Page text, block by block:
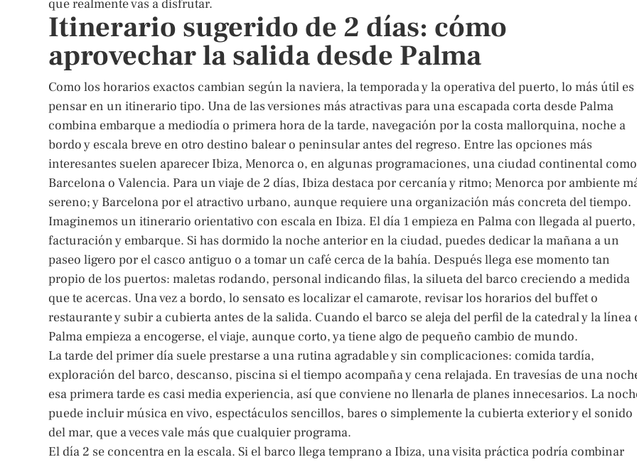
que realmente vas a disfrutar.
Itinerario sugerido de 2 días: cómo
aprovechar la salida desde Palma
Como los horarios exactos cambian según la naviera, la temporada y la operativa del puerto, lo más útil es
pensar en un itinerario tipo. Una de las versiones más atractivas para una escapada corta desde Palma
combina embarque a mediodía o primera hora de la tarde, navegación por la costa mallorquina, noche a
bordo y escala breve en otro destino balear o peninsular antes del regreso. Entre las opciones más
interesantes suelen aparecer Ibiza, Menorca o, en algunas programaciones, una ciudad continental como
Barcelona o Valencia. Para un viaje de 2 días, Ibiza destaca por cercanía y ritmo; Menorca por ambiente
sereno; y Barcelona por el atractivo urbano, aunque requiere una organización más concreta del tiempo.
Imaginemos un itinerario orientativo con escala en Ibiza. El día 1 empieza en Palma con llegada al puerto,
facturación y embarque. Si has dormido la noche anterior en la ciudad, puedes dedicar la mañana a un
paseo ligero por el casco antiguo o a tomar un café cerca de la bahía. Después llega ese momento tan
propio de los puertos: maletas rodando, personal indicando filas, la silueta del barco creciendo a medida
que te acercas. Una vez a bordo, lo sensato es localizar el camarote, revisar los horarios del buffet o
restaurante y subir a cubierta antes de la salida. Cuando el barco se aleja del perfil de la catedral y la línea
Palma empieza a encogerse, el viaje, aunque corto, ya tiene algo de pequeño cambio de mundo.
La tarde del primer día suele prestarse a una rutina agradable y sin complicaciones: comida tardía,
exploración del barco, descanso, piscina si el tiempo acompaña y cena relajada. En travesías de una
esa primera tarde es casi media experiencia, así que conviene no llenarla de planes innecesarios. La
puede incluir música en vivo, espectáculos sencillos, bares o simplemente la cubierta exterior y el sonido
del mar, que a veces vale más que cualquier programa.
El día 2 se concentra en la escala. Si el barco llega temprano a Ibiza, una visita práctica podría combinar